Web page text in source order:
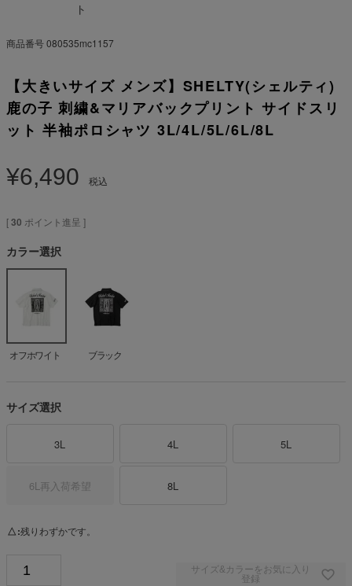
ト
商品番号080535mc1157
【大きいサイズ メンズ】SHELTY(シェルティ)
鹿の子 刺繍&マリアバックプリント サイドスリ
ット 半袖ポロシャツ 3L/4L/5L/6L/8L
¥6,490 税込
[30 ポイント進呈 ]
カラー選択
オフホワイト ブラック
サイズ選択
3L 4L 5L
6L再入荷希望 8L
△ 残りわずかです。
サイズ&カラーをお気に入り
登録